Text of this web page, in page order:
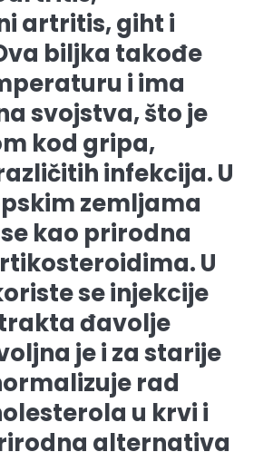
artritis, giht i
biljka takođe
i ima
svojstva, što je
kod gripa,
infekcija. U
zemljama
kao prirodna
U
se injekcije
đavolje
je i za starije
rad
u krvi i
alternativa